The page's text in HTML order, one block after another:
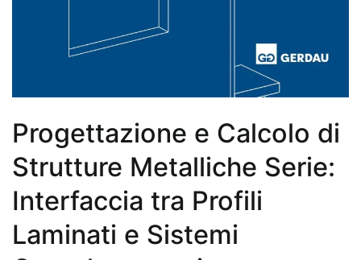
Progettazione e Calcolo di
Strutture Metalliche Serie:
Interfaccia tra Profili
Laminati e Sistemi